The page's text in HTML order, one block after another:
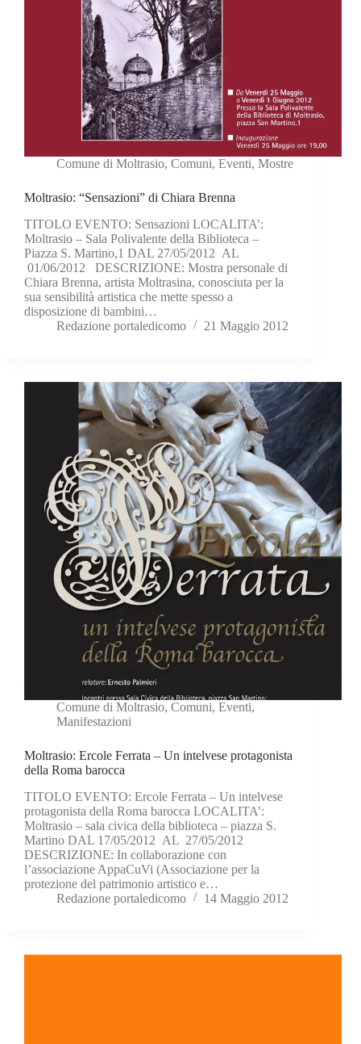
Comune di Moltrasio, Comuni, Eventi, Mostre
Moltrasio: “Sensazioni” di Chiara Brenna
TITOLO EVENTO: Sensazioni LOCALITA’:
Moltrasio – Sala Polivalente della Biblioteca –
Piazza S. Martino,1 DAL 27/05/2012 AL
01/06/2012 DESCRIZIONE: Mostra personale di
Chiara Brenna, artista Moltrasina, conosciuta per la
sua sensibilità artistica che mette spesso a
disposizione di bambini…
Redazione portaledicomo
21 Maggio 2012
Comune di Moltrasio, Comuni, Eventi,
Manifestazioni
Moltrasio: Ercole Ferrata – Un intelvese protagonista
della Roma barocca
TITOLO EVENTO: Ercole Ferrata – Un intelvese
protagonista della Roma barocca LOCALITA’:
Moltrasio – sala civica della biblioteca – piazza S.
Martino DAL 17/05/2012 AL 27/05/2012
DESCRIZIONE: In collaborazione con
l’associazione AppaCuVi (Associazione per la
protezione del patrimonio artistico e…
Redazione portaledicomo
14 Maggio 2012